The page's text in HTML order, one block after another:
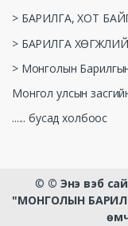
> БАРИЛГА, ХОТ
> БАРИЛГА
> Монголын
Монгол улсын
...... бусад холбоос
© © Энэ вэб
"МОНГОЛЫН